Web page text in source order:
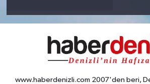
www.haberdenizli.com 2007'den beri,